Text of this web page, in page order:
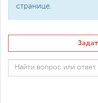
странице.